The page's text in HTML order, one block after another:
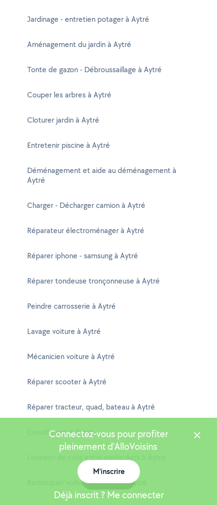
Jardinage - entretien potager à Aytré
Aménagement du jardin à Aytré
Tonte de gazon - Débroussaillage à Aytré
Couper les arbres à Aytré
Cloturer jardin à Aytré
Entretenir piscine à Aytré
Déménagement et aide au déménagement à
Aytré
Charger - Décharger camion à Aytré
Réparateur électroménager à Aytré
Réparer iphone - samsung à Aytré
Réparer tondeuse tronçonneuse à Aytré
Peindre carrosserie à Aytré
Lavage voiture à Aytré
Mécanicien voiture à Aytré
Réparer scooter à Aytré
Réparer tracteur, quad, bateau à Aytré
Covoiturage à Aytré
Remorquer voiture en panne à Aytré
Connectez-vous pour profiter
pleinement d'AlloVoisins
M'inscrire
Déjà inscrit ? Me connecter